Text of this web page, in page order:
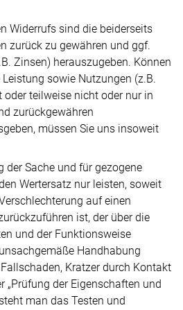
Widerrufs sind die beiderseits
zurück zu gewähren und ggf.
Zinsen) herauszugeben. Können
sowie Nutzungen (z.B.
oder teilweise nicht oder nur in
zurückgewähren
müssen Sie uns insoweit
der Sache und für gezogene
Wertersatz nur leisten, soweit
auf einen
ist, der über die
und der Funktionsweise
Handhabung
Kratzer durch Kontakt
„Prüfung der Eigenschaften und
man das Testen und